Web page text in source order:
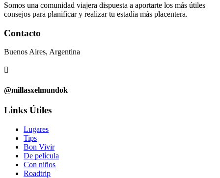
Somos una comunidad viajera dispuesta a aportarte los más útiles
consejos para planificar y realizar tu estadía más placentera.
Contacto
Buenos Aires, Argentina

@millasxelmundok
Links Útiles
Lugares
Tips
Bon Vivir
De película
Con niños
Roadtrip